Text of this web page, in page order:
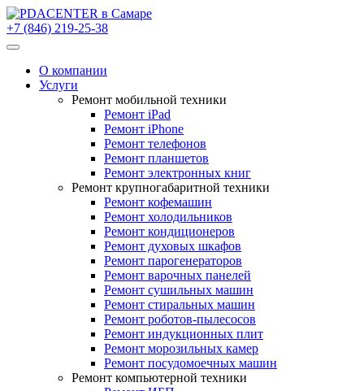
+7 (846) 219-25-38
О компании
Услуги
Ремонт мобильной техники
Ремонт iPad
Ремонт iPhone
Ремонт телефонов
Ремонт планшетов
Ремонт электронных книг
Ремонт крупногабаритной техники
Ремонт кофемашин
Ремонт холодильников
Ремонт кондиционеров
Ремонт духовых шкафов
Ремонт парогенераторов
Ремонт варочных панелей
Ремонт сушильных машин
Ремонт стиральных машин
Ремонт роботов-пылесосов
Ремонт индукционных плит
Ремонт морозильных камер
Ремонт посудомоечных машин
Ремонт компьютерной техники